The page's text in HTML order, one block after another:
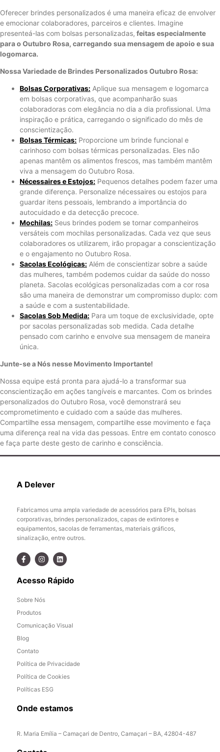
Oferecer brindes personalizados é uma maneira eficaz de envolver
e emocionar colaboradores, parceiros e clientes. Imagine
presenteá-las com bolsas personalizadas, feitas especialmente
para o Outubro Rosa, carregando sua mensagem de apoio e sua
logomarca.
Nossa Variedade de Brindes Personalizados Outubro Rosa:
Bolsas Corporativas: Aplique sua mensagem e logomarca
em bolsas corporativas, que acompanharão suas
colaboradoras com elegância no dia a dia profissional. Uma
inspiração e prática, carregando o significado do mês de
conscientização.
Bolsas Térmicas: Proporcione um brinde funcional e
carinhoso com bolsas térmicas personalizadas. Eles não
apenas mantêm os alimentos frescos, mas também mantêm
viva a mensagem do Outubro Rosa.
Nécessaires e Estojos: Pequenos detalhes podem fazer uma
grande diferença. Personalize nécessaires ou estojos para
guardar itens pessoais, lembrando a importância do
autocuidado e da detecção precoce.
Mochilas: Seus brindes podem se tornar companheiros
versáteis com mochilas personalizadas. Cada vez que seus
colaboradores os utilizarem, irão propagar a conscientização
e o engajamento no Outubro Rosa.
Sacolas Ecológicas: Além de conscientizar sobre a saúde
das mulheres, também podemos cuidar da saúde do nosso
planeta. Sacolas ecológicas personalizadas com a cor rosa
são uma maneira de demonstrar um compromisso duplo: com
a saúde e com a sustentabilidade.
Sacolas Sob Medida: Para um toque de exclusividade, opte
por sacolas personalizadas sob medida. Cada detalhe
pensado com carinho e envolve sua mensagem de maneira
única.
Junte-se a Nós nesse Movimento Importante!
Nossa equipe está pronta para ajudá-lo a transformar sua
conscientização em ações tangíveis e marcantes. Com os brindes
personalizados do Outubro Rosa, você demonstrará seu
comprometimento e cuidado com a saúde das mulheres.
Compartilhe essa mensagem, compartilhe esse movimento e faça
uma diferença real na vida das pessoas. Entre em contato conosco
e faça parte deste gesto de carinho e consciência.
A Delever
Fabricamos uma ampla variedade de acessórios para EPIs, bolsas
corporativas, brindes personalizados, capas de extintores e
equipamentos, sacolas de ferramentas, materiais gráficos,
sinalização, entre outros.
Acesso Rápido
Sobre Nós
Produtos
Comunicação Visual
Blog
Contato
Política de Privacidade
Política de Cookies
Políticas ESG
Onde estamos
R. Maria Emília – Camaçari de Dentro, Camaçari – BA, 42804-487